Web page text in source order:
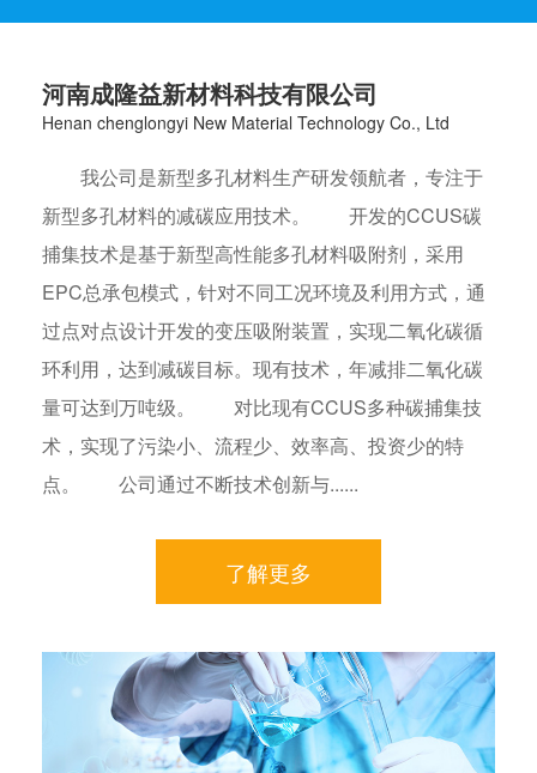
河南成隆益新材料科技有限公司
Henan chenglongyi New Material Technology Co., Ltd
我公司是新型多孔材料生产研发领航者，专注于
新型多孔材料的减碳应用技术。 开发的CCUS碳
捕集技术是基于新型高性能多孔材料吸附剂，采用
EPC总承包模式，针对不同工况环境及利用方式，通
过点对点设计开发的变压吸附装置，实现二氧化碳循
环利用，达到减碳目标。现有技术，年减排二氧化碳
量可达到万吨级。 对比现有CCUS多种碳捕集技
术，实现了污染小、流程少、效率高、投资少的特
点。 公司通过不断技术创新与......
了解更多